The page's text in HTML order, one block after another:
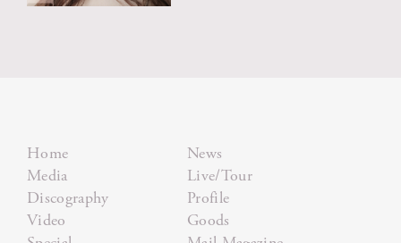
Home
News
Media
Live/Tour
Discography
Profile
Video
Goods